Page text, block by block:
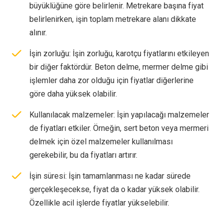
büyüklüğüne göre belirlenir. Metrekare başına fiyat
belirlenirken, işin toplam metrekare alanı dikkate
alınır.
İşin zorluğu: İşin zorluğu, karotçu fiyatlarını etkileyen
bir diğer faktördür. Beton delme, mermer delme gibi
işlemler daha zor olduğu için fiyatlar diğerlerine
göre daha yüksek olabilir.
Kullanılacak malzemeler: İşin yapılacağı malzemeler
de fiyatları etkiler. Örneğin, sert beton veya mermeri
delmek için özel malzemeler kullanılması
gerekebilir, bu da fiyatları artırır.
İşin süresi: İşin tamamlanması ne kadar sürede
gerçekleşecekse, fiyat da o kadar yüksek olabilir.
Özellikle acil işlerde fiyatlar yükselebilir.